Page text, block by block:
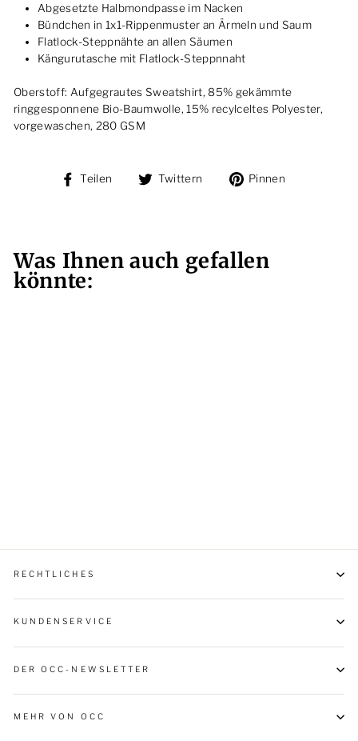
Abgesetzte Halbmondpasse im Nacken
Bündchen in 1x1-Rippenmuster an Ärmeln und Saum
Flatlock-Steppnähte an allen Säumen
Kängurutasche mit Flatlock-Steppnnaht
Oberstoff: Aufgegrautes Sweatshirt, 85% gekämmte
ringgesponnene Bio-Baumwolle, 15% recylceltes Polyester,
vorgewaschen, 280 GSM
Teilen
Auf
Twittern
Auf
Pinnen
Was Ihnen auch gefallen
könnte:
RECHTLICHES
KUNDENSERVICE
DER OCC-NEWSLETTER
MEHR VON OCC